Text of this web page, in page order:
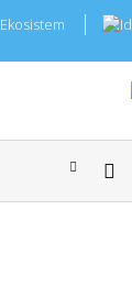
Ekosistem